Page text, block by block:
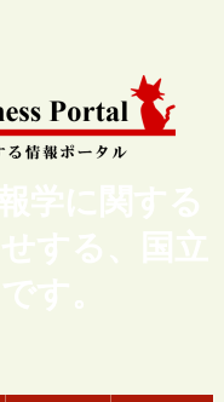
学に関する
する、国立
す。